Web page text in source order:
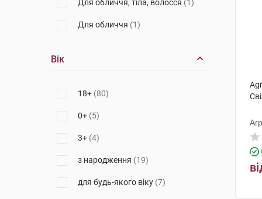
Ляборатуар SVR
Для обличчя, тіла, волосся (1)
Для обличчя (1)
Вік
18+ (80)
0+ (5)
3+ (4)
з народження (19)
для будь-якого віку (7)